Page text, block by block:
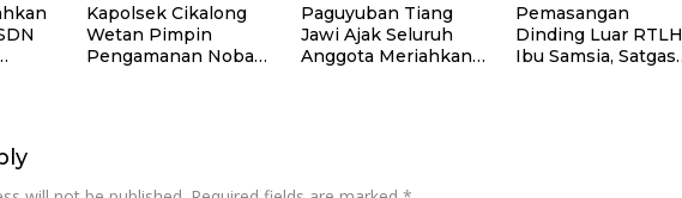
Kapolsek Cikalong
Wetan Pimpin
Pengamanan Nobar
Paguyuban Tiang
Jawi Ajak Seluruh
Anggota Meriahkan
Pemasangan
Dinding Luar RTLH
Ibu Samsia, Satgas